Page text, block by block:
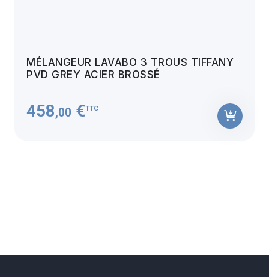
MÉLANGEUR LAVABO 3 TROUS TIFFANY
PVD GREY ACIER BROSSÉ
458,00 €TTC